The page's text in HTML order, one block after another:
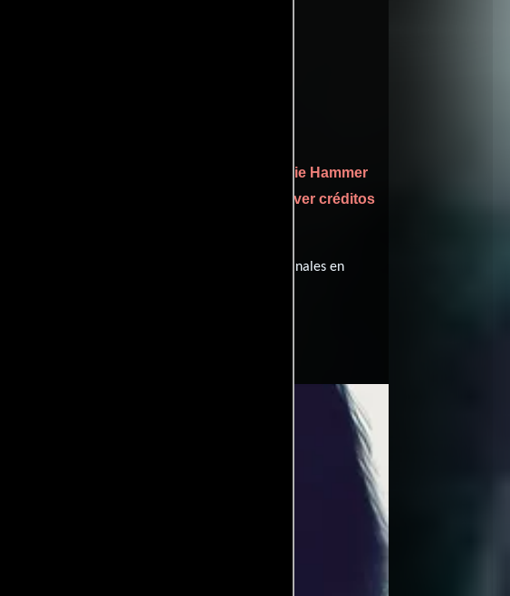
Marie Hammer
ver créditos
(85 minutos), esta película tiene diálogos originales en